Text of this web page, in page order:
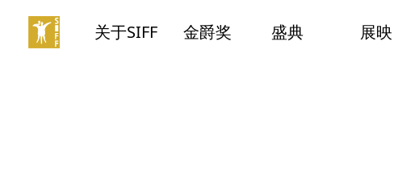
关于SIFF 金爵奖 盛典 展映